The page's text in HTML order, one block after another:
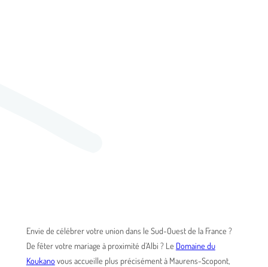
Envie de célébrer votre union dans le Sud-Ouest de la France ?
De fêter votre mariage à proximité d’Albi ? Le Domaine du
Koukano vous accueille plus précisément à Maurens-Scopont,